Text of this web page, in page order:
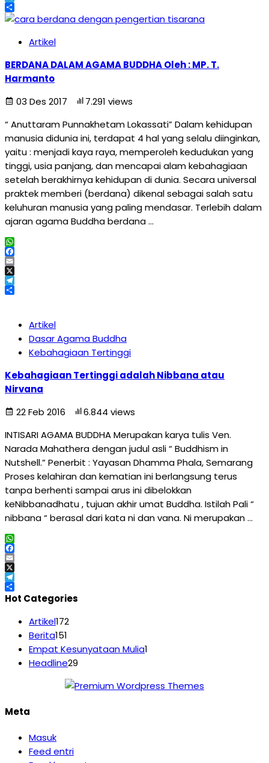
Telegram
Share
Artikel
BERDANA DALAM AGAMA BUDDHA Oleh : MP. T.
Harmanto
03 Des 2017
7.291 views
“ Anuttaram Punnakhetam Lokassati” Dalam kehidupan
manusia didunia ini, terdapat 4 hal yang selalu diinginkan,
yaitu : menjadi kaya raya, memperoleh kedudukan yang
tinggi, usia panjang, dan mencapai alam kebahagiaan
setelah berakhirnya kehidupan di dunia. Secara universal
praktek memberi (berdana) dikenal sebagai salah satu
keluhuran manusia yang paling mendasar. Terlebih dalam
ajaran agama Buddha berdana …
WhatsApp
Facebook
Email
X
Telegram
Artikel
Dasar Agama Buddha
Kebahagiaan Tertinggi
Kebahagiaan Tertinggi adalah Nibbana atau
Nirvana
22 Feb 2016
6.844 views
INTISARI AGAMA BUDDHA Merupakan karya tulis Ven.
Narada Mahathera dengan judul asli “ Buddhism in
Nutshell.” Penerbit : Yayasan Dhamma Phala, Semarang
Proses kelahiran dan kematian ini berlangsung terus
tanpa berhenti sampai arus ini dibelokkan
keNibbanadhatu , tujuan akhir umat Buddha. Istilah Pali “
nibbana “ berasal dari kata ni dan vana. Ni merupakan …
WhatsApp
Facebook
Email
X
Telegram
Share
Hot Categories
Artikel172
Berita151
Empat Kesunyataan Mulia1
Headline29
Meta
Masuk
Feed entri